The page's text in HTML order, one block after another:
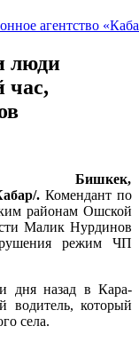
люди
час,
Бишкек,
. Комендант по
районам Ошской
Малик Нурдинов
режим ЧП
дня назад в Кара-
водитель, который
села.